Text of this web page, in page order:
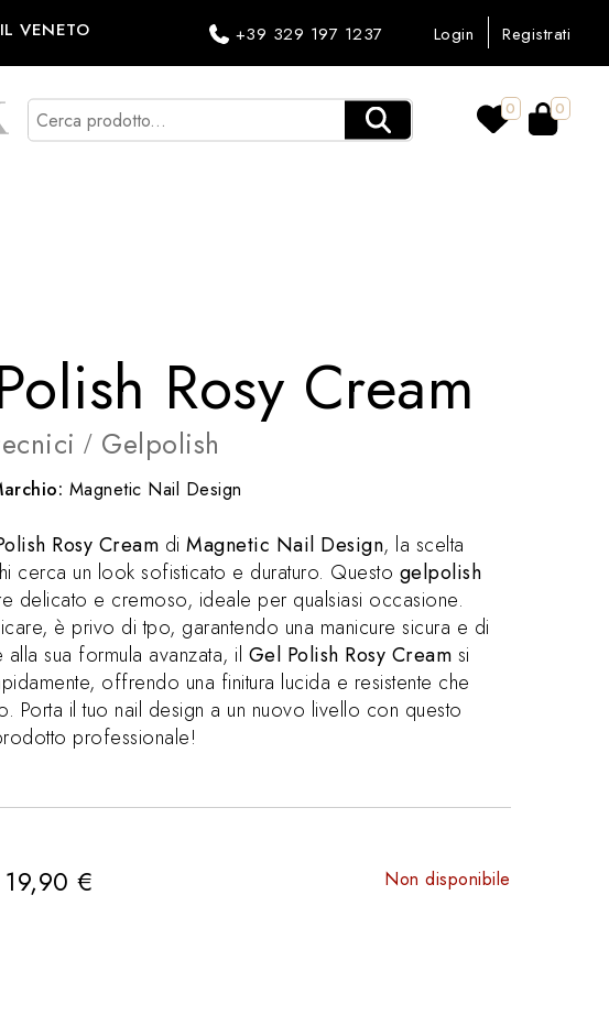
VENETO +39 329 197 1237 Login Registrati
0 0
Rosy Cream
/ Gelpolish
Magnetic Nail Design
Rosy Cream diMagnetic Nail Design, la scelta
cerca un look sofisticato e duraturo. Questo gelpolish
delicato e cremoso, ideale per qualsiasi occasione.
è privo di tpo, garantendo una manicure sicura e di
alla sua formula avanzata, il Gel Polish Rosy Cream si
offrendo una finitura lucida e resistente che
Porta il tuo nail design a un nuovo livello con questo
professionale!
19,90€ Non disponibile